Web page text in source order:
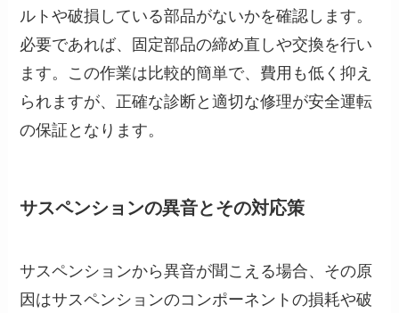
ルトや破損している部品がないかを確認します。
必要であれば、固定部品の締め直しや交換を行い
ます。この作業は比較的簡単で、費用も低く抑え
られますが、正確な診断と適切な修理が安全運転
の保証となります。
サスペンションの異音とその対応策
サスペンションから異音が聞こえる場合、その原
因はサスペンションのコンポーネントの損耗や破